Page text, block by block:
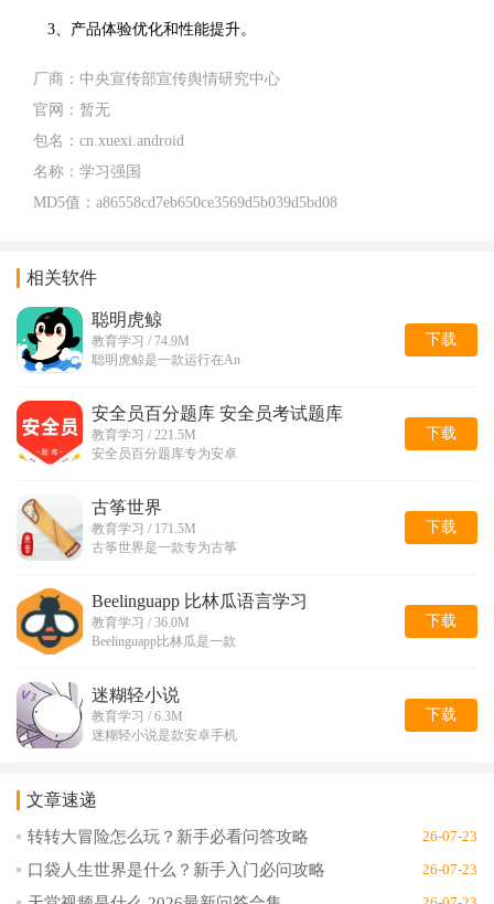
3、产品体验优化和性能提升。
厂商： 中央宣传部宣传舆情研究中心
官网： 暂无
包名： cn.xuexi.android
名称： 学习强国
MD5值： a86558cd7eb650ce3569d5b039d5bd08
相关软件
聪明虎鲸
教育学习 / 74.9M
聪明虎鲸是一款运行在An
下载
安全员百分题库 安全员考试题库
教育学习 / 221.5M
安全员百分题库专为安卓
下载
古筝世界
教育学习 / 171.5M
古筝世界是一款专为古筝
下载
Beelinguapp 比林瓜语言学习
教育学习 / 36.0M
Beelinguapp比林瓜是一款
下载
迷糊轻小说
教育学习 / 6.3M
迷糊轻小说是款安卓手机
下载
文章速递
转转大冒险怎么玩？新手必看问答攻略 26-07-23
口袋人生世界是什么？新手入门必问攻略 26-07-23